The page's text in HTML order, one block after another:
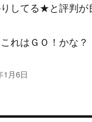
してる★と評判が
れはＧＯ！かな？
1月6日